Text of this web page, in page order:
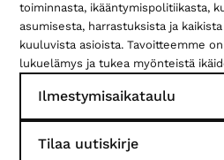
toiminnasta, ikääntymis­politiikasta,
asumisesta, harrastuksista ja
kuuluvista asioista. Tavoitteemme
lukuelämys ja tukea myönteistä
Ilmestymisaikataulu
Tilaa uutiskirje